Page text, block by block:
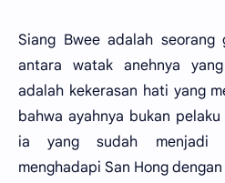
Siang Bwee adalah
antara watak anehnya
adalah kekerasan hati yang
bahwa ayahnya bukan
ia yang sudah menjadi
menghadapi San Hong